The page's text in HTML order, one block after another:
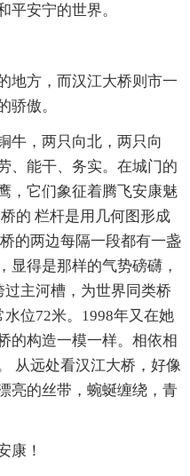
平安宁的世界。
地方，而汉江大桥则市一
骄傲。
牛，两只向北，两只向
、能干、务实。在城门的
，它们象征着腾飞安康魅
的 栏杆是用几何图形成
的两边每隔一段都有一盏
显得是那样的气势磅礴，
主河槽，为世界同类桥
位72米。1998年又在她
的构造一模一样。相依相
从远处看汉江大桥，好像
亮的丝带，蜿蜒缠绕，青
康！